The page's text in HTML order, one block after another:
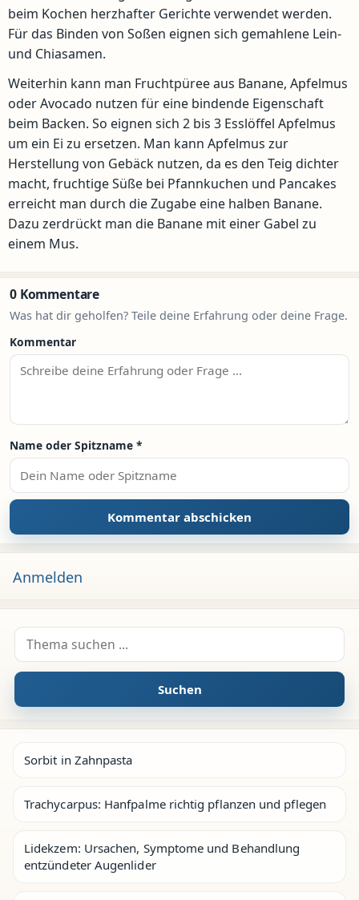
beim Kochen herzhafter Gerichte verwendet werden.
Für das Binden von Soßen eignen sich gemahlene Lein-
und Chiasamen.
Weiterhin kann man Fruchtpüree aus Banane, Apfelmus
oder Avocado nutzen für eine bindende Eigenschaft
beim Backen. So eignen sich 2 bis 3 Esslöffel Apfelmus
um ein Ei zu ersetzen. Man kann Apfelmus zur
Herstellung von Gebäck nutzen, da es den Teig dichter
macht, fruchtige Süße bei Pfannkuchen und Pancakes
erreicht man durch die Zugabe eine halben Banane.
Dazu zerdrückt man die Banane mit einer Gabel zu
einem Mus.
0 Kommentare
Was hat dir geholfen? Teile deine Erfahrung oder deine Frage.
Kommentar
Name oder Spitzname *
Anmelden
Suche nach:
Suchen
Sorbit in Zahnpasta
Trachycarpus: Hanfpalme richtig pflanzen und pflegen
Lidekzem: Ursachen, Symptome und Behandlung
entzündeter Augenlider